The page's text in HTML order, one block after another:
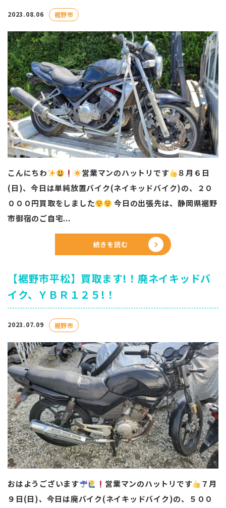
2023.08.06 裾野市
こんにちわ 営業マンのハットリです ️８月６日
(日)、今日は単純放置バイク(ネイキッドバイク)の、２０
０００円買取をしました
今日の出張先は、静岡県裾野
市御宿のご自宅...
続きを読む
【裾野市平松】買取ます!！廃ネイキッドバ
イク、ＹＢＲ１２５!！
2023.07.09 裾野市
おはようございます 営業マンのハットリです ️ ７月
９日(日)、今日は廃バイク(ネイキッドバイク)の、５００